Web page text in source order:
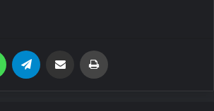
WhatsApp Email'den paylaş